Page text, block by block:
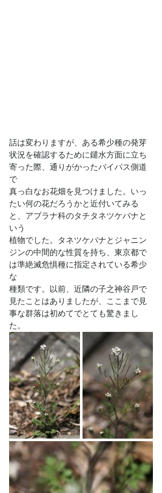
話は変わりますが、ある希少種の発芽
状況を確認するために鑓水方面に立ち
寄った際、通りがかったバイパス側道
で
真っ白なお花畑を見つけました。いっ
たい何の花だろうかと近付いてみる
と、アブラナ科のタチタネツケバナと
いう
植物でした。タネツケバナとジャニン
ジンの中間的な性質を持ち、東京都で
は準絶滅危惧種に指定されている希少
な
種類です。以前、近隣の子之神谷戸で
見たことはありましたが、ここまで見
事な群落は初めてでとても驚きまし
た。